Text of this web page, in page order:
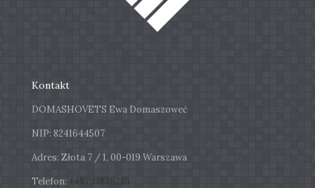
Kontakt
DOMASHOVETS Ewa Domaszoweć
NIP: 8241644507
Adres: Złota 7 / 1, 00-019 Warszawa
Telefon: +48793836285